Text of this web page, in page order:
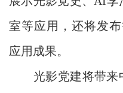
室等应用，还将发
应用成果。
光影党建将带来